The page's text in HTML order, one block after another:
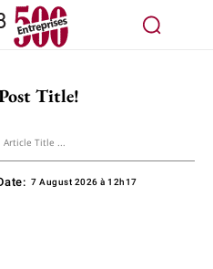
Title!
Article Title ...
7 August 2026 à 12h17